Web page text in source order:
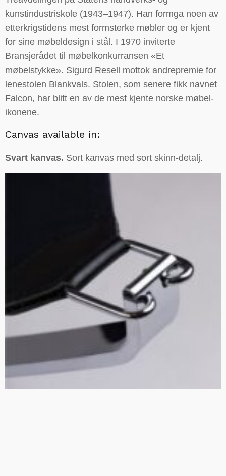
kunstindustriskole (1943–1947). Han formga noen av
etterkrigstidens mest formsterke møbler og er kjent
for sine møbeldesign i stål. I 1970 inviterte
Bransjerådet til møbelkonkurransen «Et
møbelstykke». Sigurd Resell mottok andrepremie for
lenestolen Blankvals. Stolen, som senere fikk navnet
Falcon, har blitt en av de mest kjente norske møbel-
ikonene.
Canvas available in:
Svart kanvas. Sort kanvas med sort skinn-detalj.